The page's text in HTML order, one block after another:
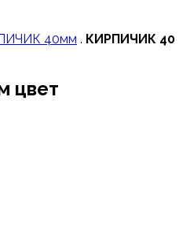
40мм . КИРПИЧИК 40
цвет